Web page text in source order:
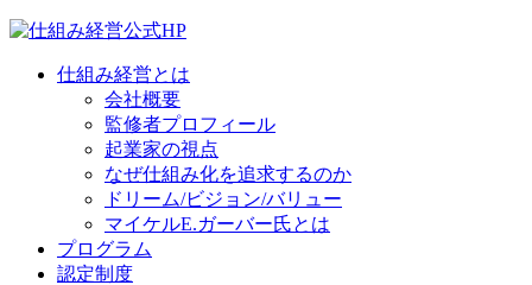
仕組み経営とは
会社概要
監修者プロフィール
起業家の視点
なぜ仕組み化を追求するのか
ドリーム/ビジョン/バリュー
マイケルE.ガーバー氏とは
プログラム
認定制度